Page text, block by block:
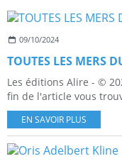
09/10/2024
TOUTES LES MERS
Les éditions Alire - ©
fin de l'article vous
EN SAVOIR PLUS